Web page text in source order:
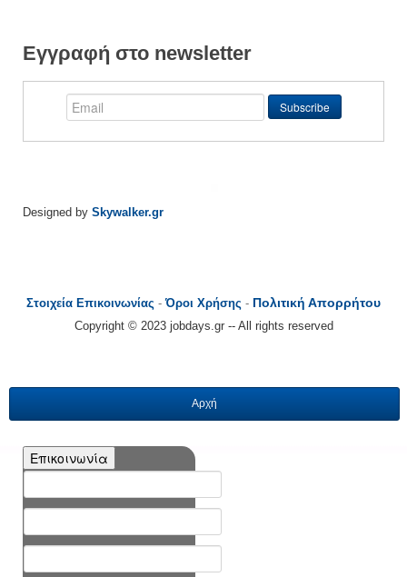
Εγγραφή στο newsletter
Designed by Skywalker.gr
Στοιχεία Επικοινωνίας -Όροι Χρήσης - Πολιτική Απορρήτου
Copyright © 2023 jobdays.gr -- All rights reserved
Αρχή